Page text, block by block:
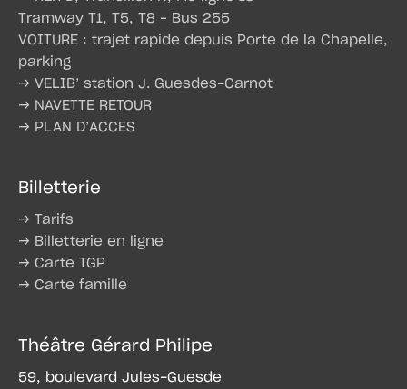
Tramway T1, T5, T8 – Bus 255
VOITURE : trajet rapide depuis Porte de la Chapelle,
parking
→ VELIB’ station J. Guesdes-Carnot
→ NAVETTE RETOUR
→ PLAN D’ACCES
Billetterie
→ Tarifs
→ Billetterie en ligne
→ Carte TGP
→ Carte famille
Théâtre Gérard Philipe
59, boulevard Jules-Guesde